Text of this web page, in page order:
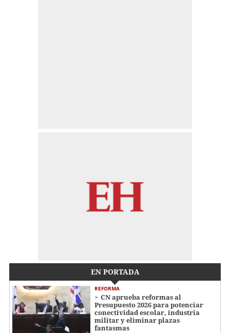
EN PORTADA
REFORMA
CN aprueba reformas al
Presupuesto 2026 para potenciar
conectividad escolar, industria
militar y eliminar plazas
fantasmas